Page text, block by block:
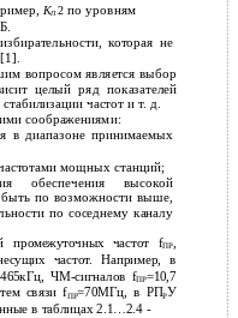
КП2по уровням
которая не
вопросом является выбор
целый ряд показателей
частот и т. д.
соображениями:
в диапазоне принимаемых
мощных станций;
обеспечения высокой
быть по возможности выше,
по соседнему каналу
промежуточных частот fПР,
частот. Например, в
ЧМ-сигналов f ПР=10,7
связи f ПР=70МГц, в РПРУ
в таблицах 2.1…2.4 -